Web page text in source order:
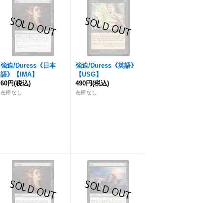
強迫/Duress《日本
語》【IMA】
60円(税込)
在庫なし
強迫/Duress《英語》
【USG】
490円(税込)
在庫なし